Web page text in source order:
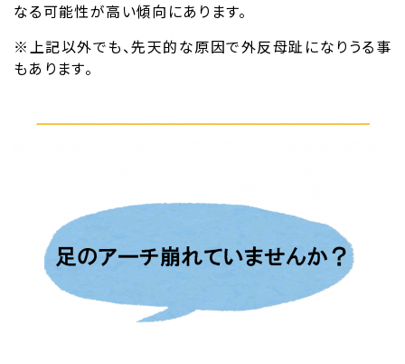
なる可能性が高い傾向にあります。
※上記以外でも、先天的な原因で外反母趾になりうる事
もあります。